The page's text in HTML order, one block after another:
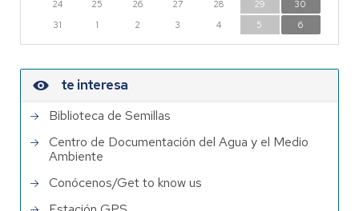
24
25 26 27 28 29
30
31
1 2 3 4 5 6
te interesa
Biblioteca de Semillas
Centro de Documentación del Agua y el Medio
Ambiente
Conócenos/Get to know us